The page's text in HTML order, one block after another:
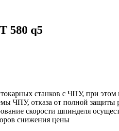
580 q5
станков с ЧПУ, при
отказа от полной защиты
скорости шпинделя
снижения цены